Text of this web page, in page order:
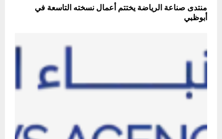
منتدى صناعة الرياضة يختتم أعمال نسخته التاسعة في
أبوظبي